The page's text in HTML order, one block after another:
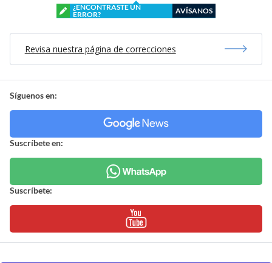
¿ENCONTRASTE UN
ERROR?
AVÍSANOS
Revisa nuestra página de correcciones
Síguenos en:
Suscríbete en:
Suscríbete: